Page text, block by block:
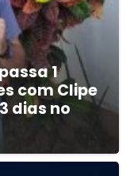
1
com Clipe
dias no